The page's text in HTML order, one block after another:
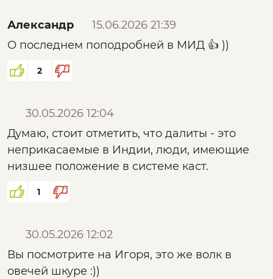
Александр
15.06.2026 21:39
О последнем поподробней в МИД 👍 ))
2
30.05.2026 12:04
Думаю, стоит отметить, что далиты - это
неприкасаемые в Индии, люди, имеющие
низшее положение в системе каст.
1
30.05.2026 12:02
Вы посмотрите на Игоря, это же волк в
овечей шкуре :))